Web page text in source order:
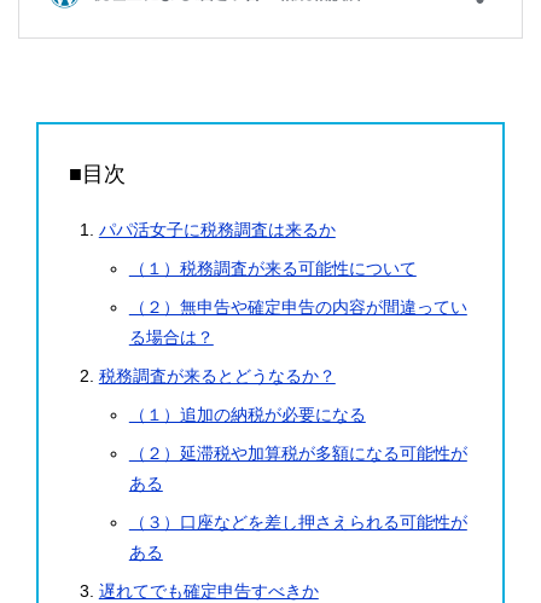
■目次
パパ活女子に税務調査は来るか
（１）税務調査が来る可能性について
（２）無申告や確定申告の内容が間違ってい
る場合は？
税務調査が来るとどうなるか？
（１）追加の納税が必要になる
（２）延滞税や加算税が多額になる可能性が
ある
（３）口座などを差し押さえられる可能性が
ある
遅れてでも確定申告すべきか